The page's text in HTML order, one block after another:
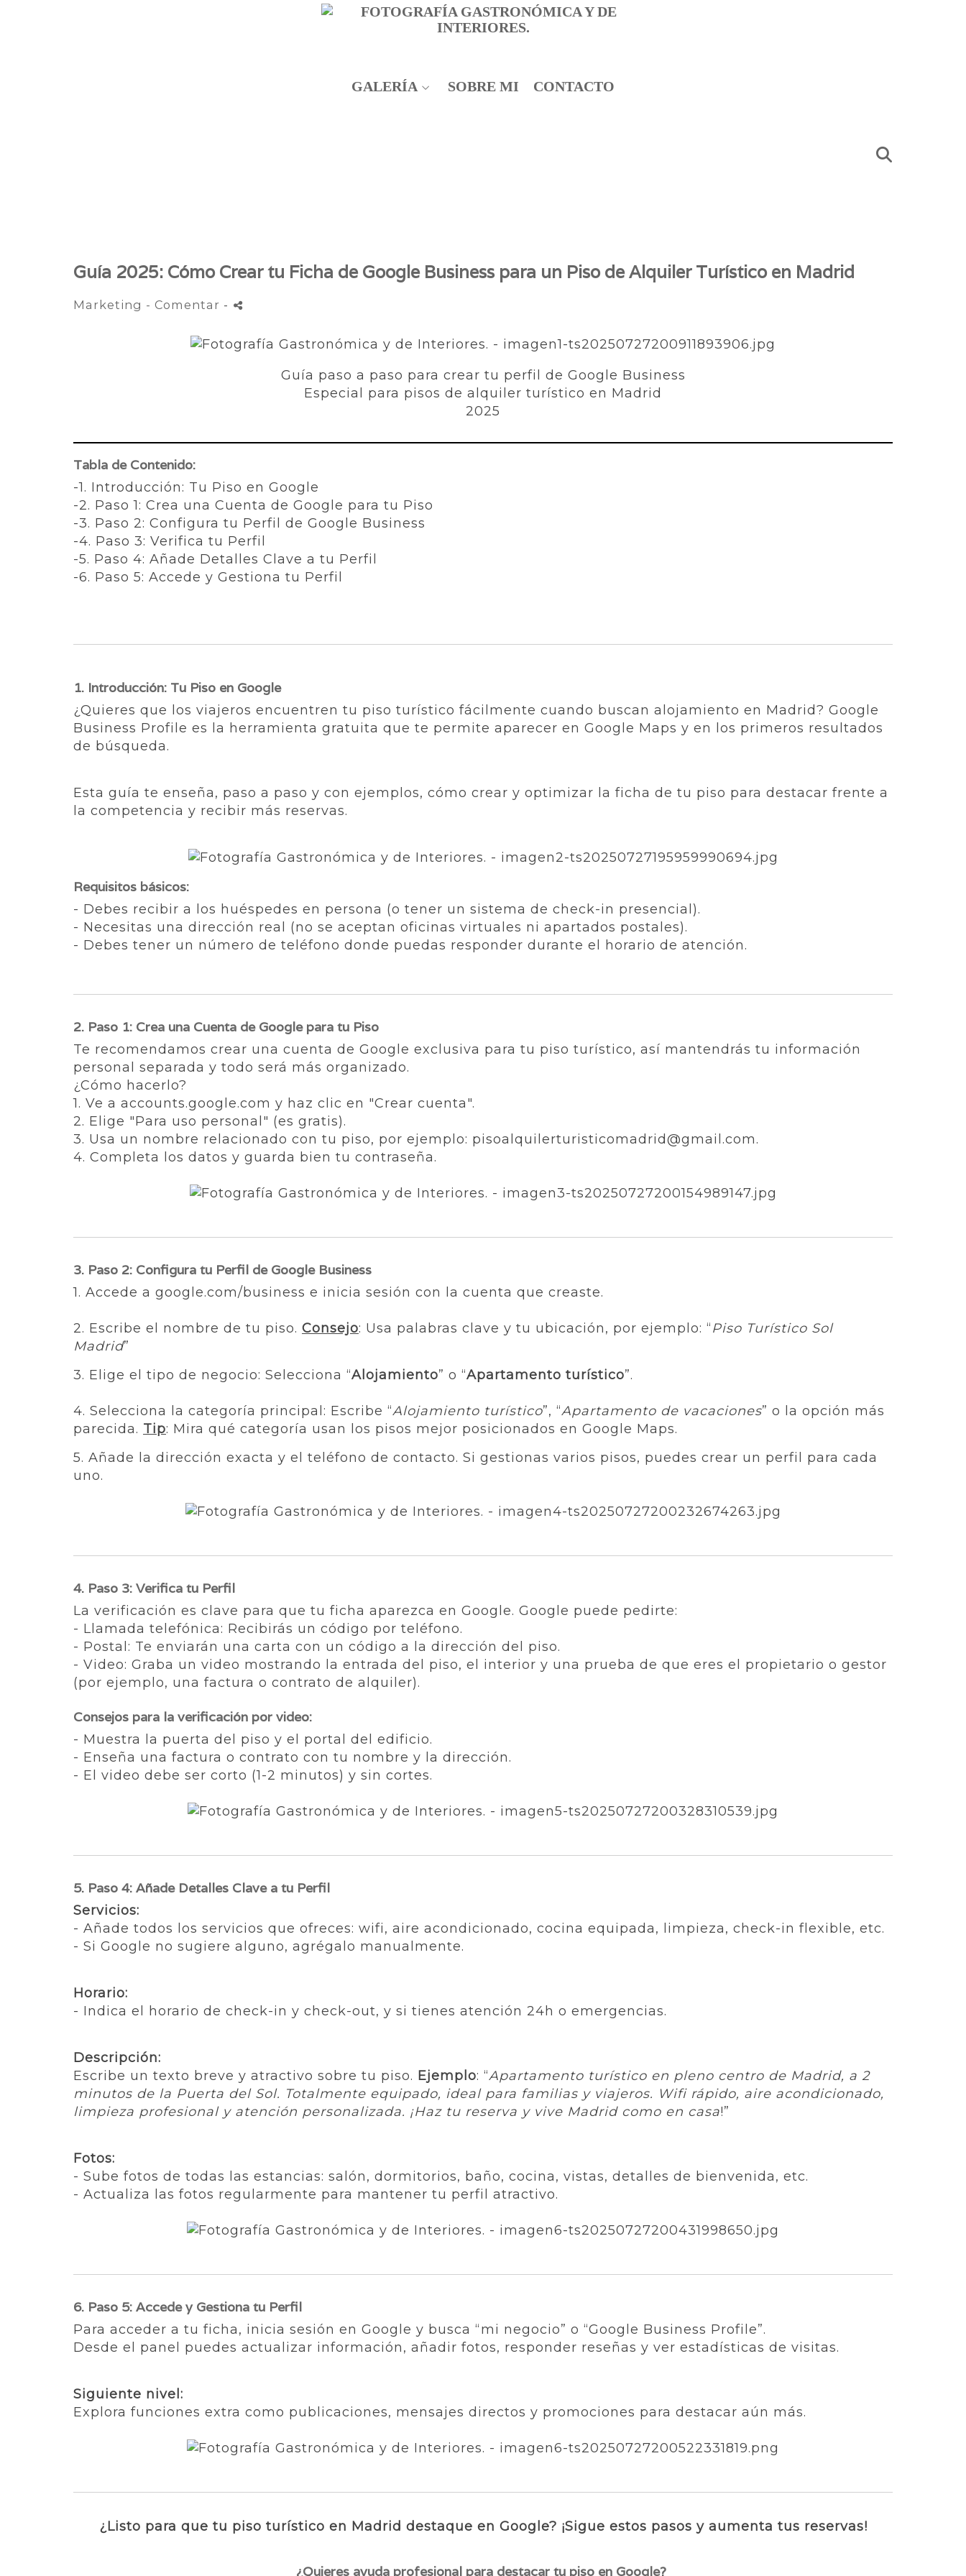
GALERÍA SOBRE MI CONTACTO
Guía 2025: Cómo Crear tu Ficha de Google Business para un Piso de Alquiler Turístico en Madrid
Marketing - Comentar -
Guía paso a paso para crear tu perfil de Google Business
Especial para pisos de alquiler turístico en Madrid
2025
Tabla de Contenido:
-1. Introducción: Tu Piso en Google
-2. Paso 1: Crea una Cuenta de Google para tu Piso
-3. Paso 2: Configura tu Perfil de Google Business
-4. Paso 3: Verifica tu Perfil
-5. Paso 4: Añade Detalles Clave a tu Perfil
-6. Paso 5: Accede y Gestiona tu Perfil
1. Introducción: Tu Piso en Google
¿Quieres que los viajeros encuentren tu piso turístico fácilmente cuando buscan alojamiento en Madrid? Google
Business Profile es la herramienta gratuita que te permite aparecer en Google Maps y en los primeros resultados
de búsqueda.
Esta guía te enseña, paso a paso y con ejemplos, cómo crear y optimizar la ficha de tu piso para destacar frente a
la competencia y recibir más reservas.
Requisitos básicos:
- Debes recibir a los huéspedes en persona (o tener un sistema de check-in presencial).
- Necesitas una dirección real (no se aceptan oficinas virtuales ni apartados postales).
- Debes tener un número de teléfono donde puedas responder durante el horario de atención.
2. Paso 1: Crea una Cuenta de Google para tu Piso
Te recomendamos crear una cuenta de Google exclusiva para tu piso turístico, así mantendrás tu información
personal separada y todo será más organizado.
¿Cómo hacerlo?
1. Ve a accounts.google.com y haz clic en "Crear cuenta".
2. Elige "Para uso personal" (es gratis).
3. Usa un nombre relacionado con tu piso, por ejemplo: pisoalquilerturisticomadrid@gmail.com.
4. Completa los datos y guarda bien tu contraseña.
3. Paso 2: Configura tu Perfil de Google Business
1. Accede a google.com/business e inicia sesión con la cuenta que creaste.
2. Escribe el nombre de tu piso. Consejo: Usa palabras clave y tu ubicación, por ejemplo: “Piso Turístico Sol
Madrid”
3. Elige el tipo de negocio: Selecciona “Alojamiento” o “Apartamento turístico”.
4. Selecciona la categoría principal: Escribe “Alojamiento turístico”, “Apartamento de vacaciones” o la opción más
parecida. Tip: Mira qué categoría usan los pisos mejor posicionados en Google Maps.
5. Añade la dirección exacta y el teléfono de contacto. Si gestionas varios pisos, puedes crear un perfil para cada
uno.
4. Paso 3: Verifica tu Perfil
La verificación es clave para que tu ficha aparezca en Google. Google puede pedirte:
- Llamada telefónica: Recibirás un código por teléfono.
- Postal: Te enviarán una carta con un código a la dirección del piso.
- Video: Graba un video mostrando la entrada del piso, el interior y una prueba de que eres el propietario o gestor
(por ejemplo, una factura o contrato de alquiler).
Consejos para la verificación por video:
- Muestra la puerta del piso y el portal del edificio.
- Enseña una factura o contrato con tu nombre y la dirección.
- El video debe ser corto (1-2 minutos) y sin cortes.
5. Paso 4: Añade Detalles Clave a tu Perfil
Servicios:
- Añade todos los servicios que ofreces: wifi, aire acondicionado, cocina equipada, limpieza, check-in flexible, etc.
- Si Google no sugiere alguno, agrégalo manualmente.
Horario:
- Indica el horario de check-in y check-out, y si tienes atención 24h o emergencias.
Descripción:
Escribe un texto breve y atractivo sobre tu piso. Ejemplo: “Apartamento turístico en pleno centro de Madrid, a 2
minutos de la Puerta del Sol. Totalmente equipado, ideal para familias y viajeros. Wifi rápido, aire acondicionado,
limpieza profesional y atención personalizada. ¡Haz tu reserva y vive Madrid como en casa!”
Fotos:
- Sube fotos de todas las estancias: salón, dormitorios, baño, cocina, vistas, detalles de bienvenida, etc.
- Actualiza las fotos regularmente para mantener tu perfil atractivo.
6. Paso 5: Accede y Gestiona tu Perfil
Para acceder a tu ficha, inicia sesión en Google y busca “mi negocio” o “Google Business Profile”.
Desde el panel puedes actualizar información, añadir fotos, responder reseñas y ver estadísticas de visitas.
Siguiente nivel:
Explora funciones extra como publicaciones, mensajes directos y promociones para destacar aún más.
¿Listo para que tu piso turístico en Madrid destaque en Google? ¡Sigue estos pasos y aumenta tus reservas!
¿Quieres ayuda profesional para destacar tu piso en Google?